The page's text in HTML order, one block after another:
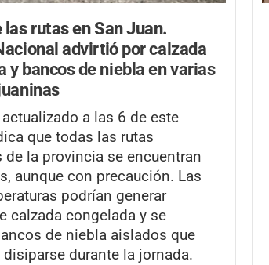
las rutas en San Juan.
advirtió por calzada
y bancos de niebla en varias
a las 6 de este
que todas las rutas
de la provincia se encuentran
aunque con precaución. Las
podrían generar
calzada congelada y se
de niebla aislados que
disiparse durante la jornada.